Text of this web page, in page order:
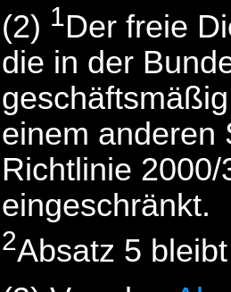
(2) 1Der freie
die in der
einem anderen
Richtlinie
eingeschränkt.
2Absatz 5